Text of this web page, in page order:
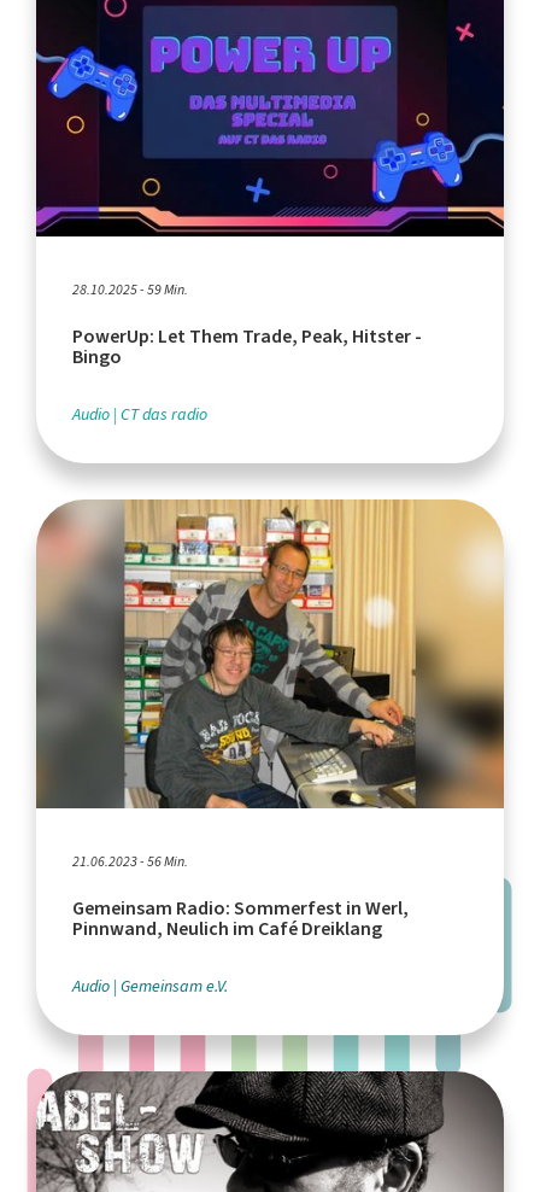
28.10.2025 - 59 Min.
PowerUp: Let Them Trade, Peak, Hitster -
Bingo
Audio CT das radio
21.06.2023 - 56 Min.
Gemeinsam Radio: Sommerfest in Werl,
Pinnwand, Neulich im Café Dreiklang
Audio Gemeinsam e.V.